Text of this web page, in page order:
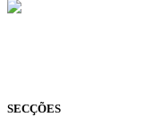
SECÇÕES